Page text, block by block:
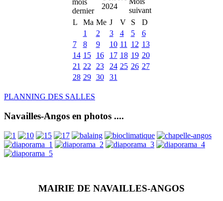
2024
L
Ma Me J V S
D
1
2 3 4 5
6
7
8 9 10 11 12 13
14 15 16 17 18 19 20
21 22 23 24 25 26 27
28 29 30 31
PLANNING DES SALLES
Navailles-Angos en photos ....
MAIRIE DE NAVAILLES-ANGOS